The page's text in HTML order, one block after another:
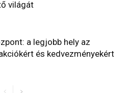
világát
a legjobb hely az
és kedvezményekért